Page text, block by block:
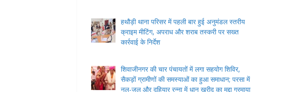
हथौड़ी थाना परिसर में पहली बार हुई अनुमंडल स्तरीय
क्राइम मीटिंग, अपराध और शराब तस्करी पर सख्त
कार्रवाई के निर्देश
शिवाजीनगर की चार पंचायतों में लगा सहयोग शिविर,
सैकड़ों ग्रामीणों की समस्याओं का हुआ समाधान; परसा में
नल-जल और दहियार रन्ना में धान खरीद का मुद्दा गरमाया